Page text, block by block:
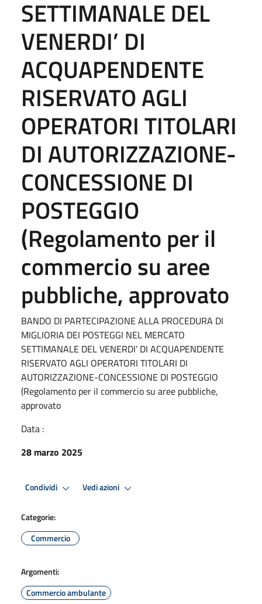
SETTIMANALE DEL
VENERDI’ DI
ACQUAPENDENTE
RISERVATO AGLI
OPERATORI TITOLARI
DI AUTORIZZAZIONE-
CONCESSIONE DI
POSTEGGIO
(Regolamento per il
commercio su aree
pubbliche, approvato
BANDO DI PARTECIPAZIONE ALLA PROCEDURA DI
MIGLIORIA DEI POSTEGGI NEL MERCATO
SETTIMANALE DEL VENERDI’ DI ACQUAPENDENTE
RISERVATO AGLI OPERATORI TITOLARI DI
AUTORIZZAZIONE-CONCESSIONE DI POSTEGGIO
(Regolamento per il commercio su aree pubbliche,
approvato
Data :
28 marzo 2025
Condividi Vedi azioni
Categorie:
Commercio
Argomenti:
Commercio ambulante